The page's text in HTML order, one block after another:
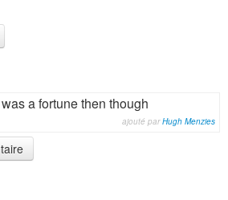
a fortune then though
ajouté parHugh Menzies